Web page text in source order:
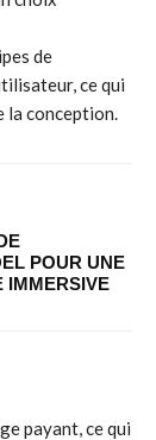
de
ce qui
la conception.
POUR UNE
IMMERSIVE
payant, ce qui